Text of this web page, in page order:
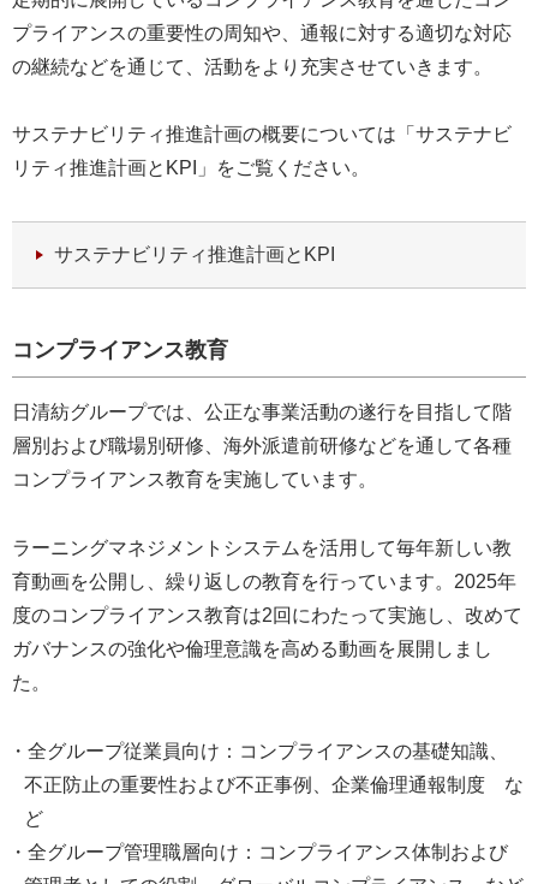
プライアンスの重要性の周知や、通報に対する適切な対応
の継続などを通じて、活動をより充実させていきます。
サステナビリティ推進計画の概要については「サステナビ
リティ推進計画とKPI」をご覧ください。
サステナビリティ推進計画とKPI
コンプライアンス教育
日清紡グループでは、公正な事業活動の遂行を目指して階
層別および職場別研修、海外派遣前研修などを通して各種
コンプライアンス教育を実施しています。
ラーニングマネジメントシステムを活用して毎年新しい教
育動画を公開し、繰り返しの教育を行っています。2025年
度のコンプライアンス教育は2回にわたって実施し、改めて
ガバナンスの強化や倫理意識を高める動画を展開しまし
た。
・全グループ従業員向け：コンプライアンスの基礎知識、
不正防止の重要性および不正事例、企業倫理通報制度 な
ど
・全グループ管理職層向け：コンプライアンス体制および